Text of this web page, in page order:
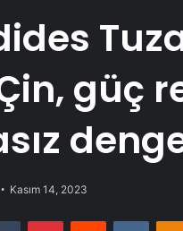
güç
Kasım 14, 2023
Tumblr PinterestReddit